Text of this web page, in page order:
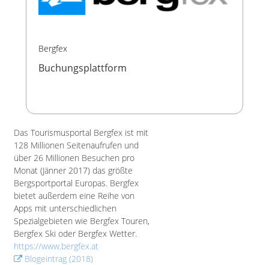
Bergfex
Buchungsplattform
Das Tourismusportal Bergfex ist mit
128 Millionen Seitenaufrufen und
über 26 Millionen Besuchen pro
Monat (Jänner 2017) das größte
Bergsportportal Europas. Bergfex
bietet außerdem eine Reihe von
Apps mit unterschiedlichen
Spezialgebieten wie Bergfex Touren,
Bergfex Ski oder Bergfex Wetter.
https://www.bergfex.at
Blogeintrag (2018)